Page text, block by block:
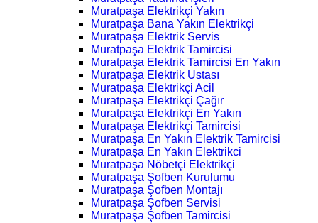
Muratpaşa Elektrikçi Yakın
Muratpaşa Bana Yakın Elektrikçi
Muratpaşa Elektrik Servis
Muratpaşa Elektrik Tamircisi
Muratpaşa Elektrik Tamircisi En Yakın
Muratpaşa Elektrik Ustası
Muratpaşa Elektrikçi Acil
Muratpaşa Elektrikçi Çağır
Muratpaşa Elektrikçi En Yakın
Muratpaşa Elektrikçi Tamircisi
Muratpaşa En Yakın Elektrik Tamircisi
Muratpaşa En Yakın Elektrikci
Muratpaşa Nöbetçi Elektrikçi
Muratpaşa Şofben Kurulumu
Muratpaşa Şofben Montajı
Muratpaşa Şofben Servisi
Muratpaşa Şofben Tamircisi